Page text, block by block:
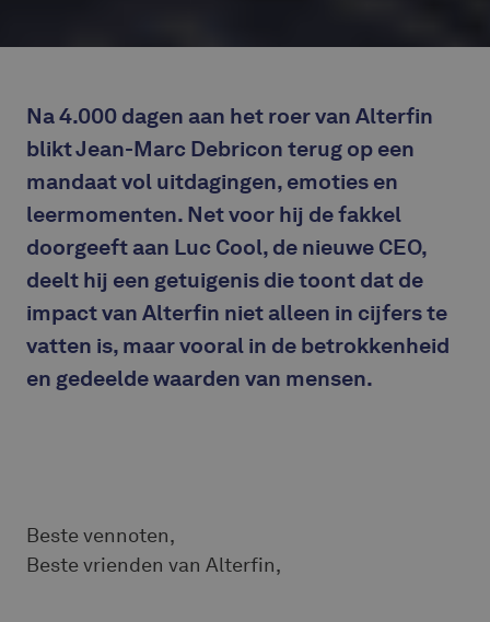
Na 4.000 dagen aan het roer van Alterfin
blikt Jean-Marc Debricon terug op een
mandaat vol uitdagingen, emoties en
leermomenten. Net voor hij de fakkel
doorgeeft aan Luc Cool, de nieuwe CEO,
deelt hij een getuigenis die toont dat de
impact van Alterfin niet alleen in cijfers te
vatten is, maar vooral in de betrokkenheid
en gedeelde waarden van mensen.
Beste vennoten,
Beste vrienden van Alterfin,